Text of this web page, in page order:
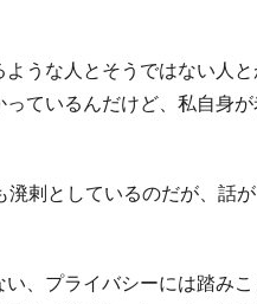
うな人とそうではない人
ているんだけど、私自身
剌としているのだが、話
、プライバシーには踏み